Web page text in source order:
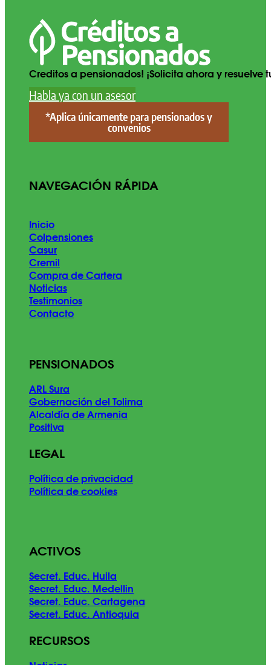
Creditos a pensionados! ¡Solicita ahora y
Habla ya con un asesor
*Aplica únicamente para pensionados y
convenios
NAVEGACIÓN RÁPIDA
Inicio
Colpensiones
Casur
Cremil
Compra de Cartera
Noticias
Testimonios
Contacto
PENSIONADOS
ARL Sura
Gobernación del Tolima
Alcaldía de Armenia
Positiva
LEGAL
Política de privacidad
Política de cookies
ACTIVOS
Secret. Educ. Huila
Secret. Educ. Medellin
Secret. Educ. Cartagena
Secret. Educ. Antioquia
RECURSOS